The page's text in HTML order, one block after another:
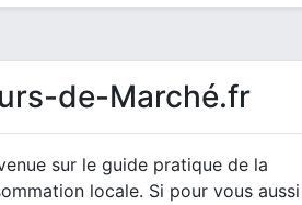
de-Marché.fr
sur le guide pratique de la
locale. Si pour vous aussi